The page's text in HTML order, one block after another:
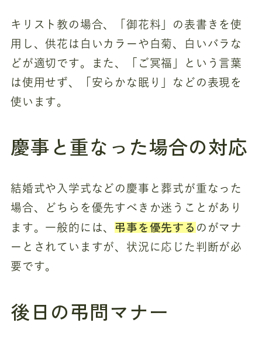
キリスト教の場合、「御花料」の表書きを使
用し、供花は白いカラーや白菊、白いバラな
どが適切です。また、「ご冥福」という言葉
は使用せず、「安らかな眠り」などの表現を
使います。
慶事と重なった場合の対応
結婚式や入学式などの慶事と葬式が重なった
場合、どちらを優先すべきか迷うことがあり
ます。一般的には、 弔事を優先するのがマナ
ーとされていますが、状況に応じた判断が必
要です。
後日の弔問マナー